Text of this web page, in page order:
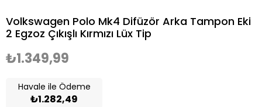
Volkswagen Polo Mk4 Difüzör Arka Tampon Eki
2 Egzoz Çıkışlı Kırmızı Lüx Tip
₺1.349,99
Havale ile Ödeme
₺1.282,49